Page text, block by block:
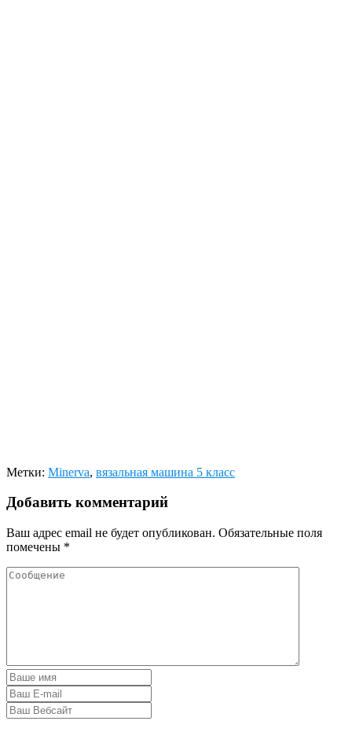
Метки: Minerva, вязальная машина 5 класс
Добавить комментарий
Ваш адрес email не будет опубликован. Обязательные поля
помечены *